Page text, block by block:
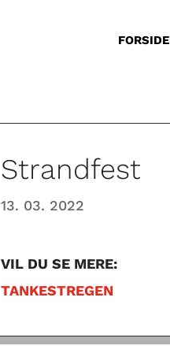
FORSIDE
Strandfest
13. 03. 2022
VIL DU SE MERE:
TANKESTREGEN